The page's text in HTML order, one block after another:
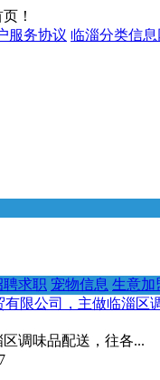
！
服务协议 临淄分类信
聘求职 宠物信息 生意加
有限公司，主做临淄区
调味品配送，往各...